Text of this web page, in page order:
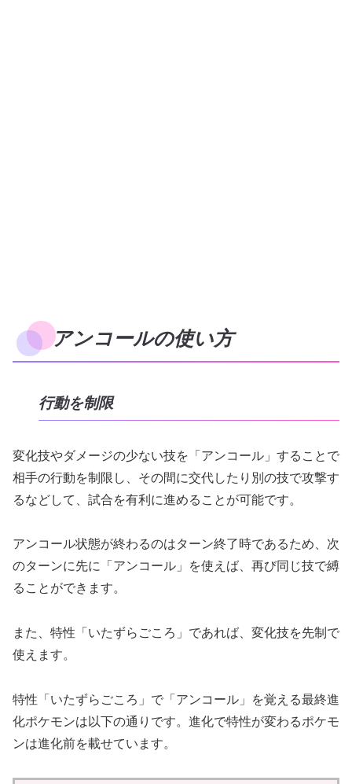
アンコールの使い方
行動を制限
変化技やダメージの少ない技を「アンコール」することで
相手の行動を制限し、その間に交代したり別の技で攻撃す
るなどして、試合を有利に進めることが可能です。
アンコール状態が終わるのはターン終了時であるため、次
のターンに先に「アンコール」を使えば、再び同じ技で縛
ることができます。
また、特性「いたずらごころ」であれば、変化技を先制で
使えます。
特性「いたずらごころ」で「アンコール」を覚える最終進
化ポケモンは以下の通りです。進化で特性が変わるポケモ
ンは進化前を載せています。